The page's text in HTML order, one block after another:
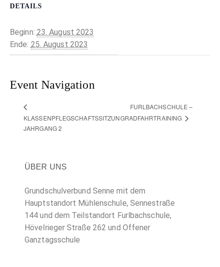
DETAILS
Beginn: 23. August 2023
Ende: 25. August 2023
Event Navigation
KLASSENPFLEGSCHAFTSSITZUNG
JAHRGANG 2
FURLBACHSCHULE –
RADFAHRTRAINING
ÜBER UNS
Grundschulverbund Senne mit dem
Hauptstandort Mühlenschule, Sennestraße
144 und dem Teilstandort Furlbachschule,
Hövelrieger Straße 262 und Offener
Ganztagsschule